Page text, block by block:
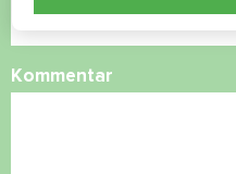
Kommentar